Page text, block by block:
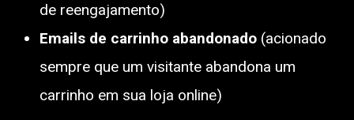
de reengajamento)
Emails de carrinho abandonado (acionado
sempre que um visitante abandona um
carrinho em sua loja online)